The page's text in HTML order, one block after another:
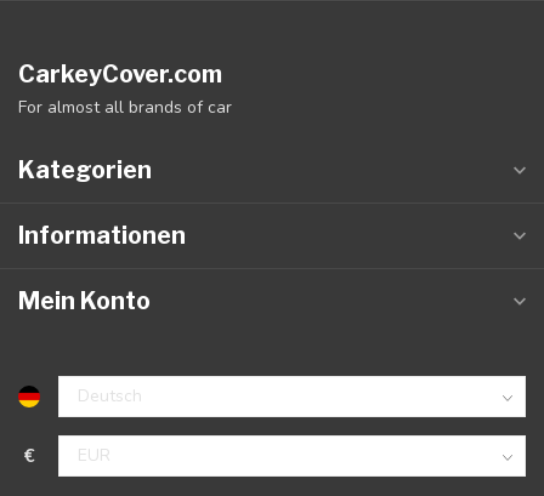
CarkeyCover.com
For almost all brands of car
Kategorien
Informationen
Mein Konto
€